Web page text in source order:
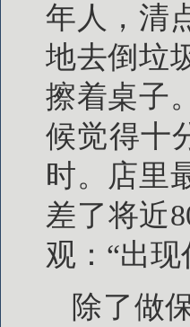
年人，清
地去倒垃
擦着桌子
候觉得十
时。店里
差了将近
观：“出
除了做